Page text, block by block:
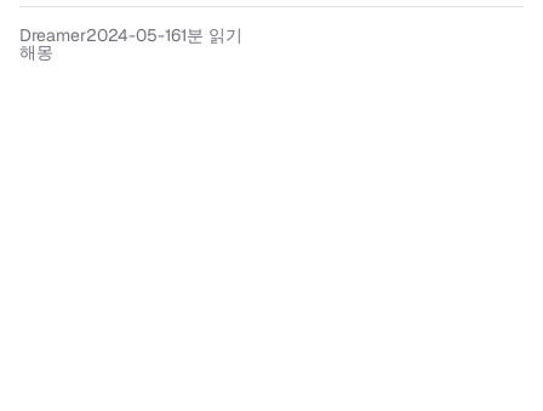
Dreamer2024-05-161분 읽기
해몽